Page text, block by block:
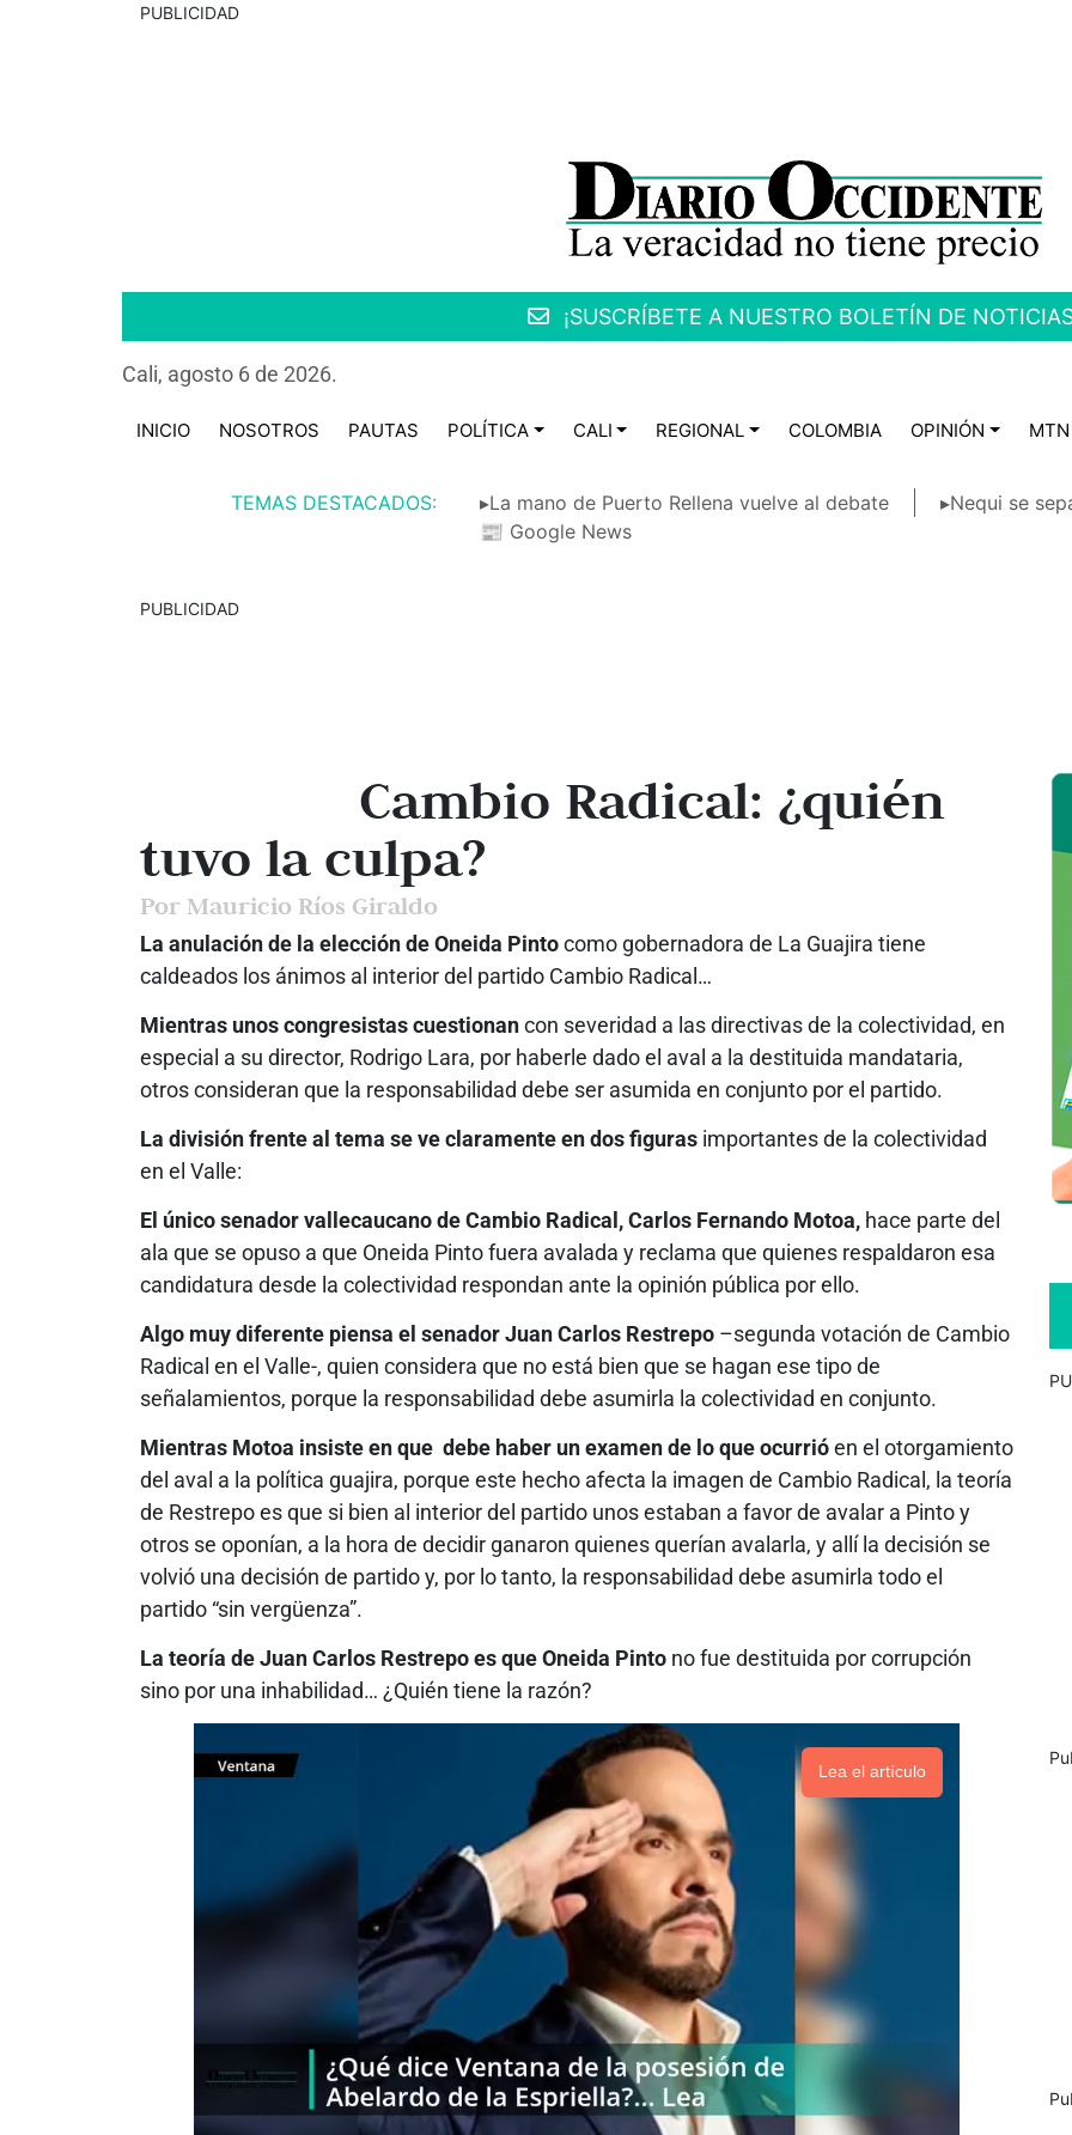
PUBLICIDAD
¡SUSCRÍBETE A NUESTRO BOLETÍN DE
Cali, agosto 6 de 2026.
INICIO NOSOTROS PAUTAS POLÍTICA CALI REGIONAL COLOMBIA OPINIÓN MTN
TEMAS DESTACADOS: ▸La mano de Puerto Rellena vuelve al debate
▸Nequi se
📰 Google News
PUBLICIDAD
Cambio Radical: ¿quién
tuvo la culpa?
Por Mauricio Ríos Giraldo
La anulación de la elección de Oneida Pintocomo gobernadora de La Guajira tiene
caldeados los ánimos al interior del partido Cambio Radical…
Mientras unos congresistas cuestionancon severidad a las directivas de la colectividad, en
especial a su director, Rodrigo Lara, por haberle dado el aval a la destituida mandataria,
otros consideran que la responsabilidad debe ser asumida en conjunto por el partido.
La división frente al tema se ve claramente en dos figuras importantes de la colectividad
en el Valle:
El único senador vallecaucano de Cambio Radical, Carlos Fernando Motoa, hace parte del
ala que se opuso a que Oneida Pinto fuera avalada y reclama que quienes respaldaron esa
candidatura desde la colectividad respondan ante la opinión pública por ello.
Algo muy diferente piensa el senador Juan Carlos Restrepo –segunda votación de Cambio
Radical en el Valle-, quien considera que no está bien que se hagan ese tipo de
señalamientos, porque la responsabilidad debe asumirla la colectividad en conjunto.
Mientras Motoa insiste en que debe haber un examen de lo que ocurrióen el otorgamiento
del aval a la política guajira, porque este hecho afecta la imagen de Cambio Radical, la teoría
de Restrepo es que si bien al interior del partido unos estaban a favor de avalar a Pinto y
otros se oponían, a la hora de decidir ganaron quienes querían avalarla, y allí la decisión se
volvió una decisión de partido y, por lo tanto, la responsabilidad debe asumirla todo el
partido “sin vergüenza”.
La teoría de Juan Carlos Restrepo es que Oneida Pinto no fue destituida por corrupción
sino por una inhabilidad… ¿Quién tiene la razón?
Lea el artículo